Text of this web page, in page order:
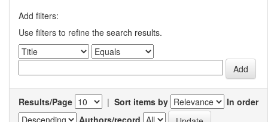
Add filters:
Use filters to refine the search results.
Results/Page | Sort items by
In order
Authors/record